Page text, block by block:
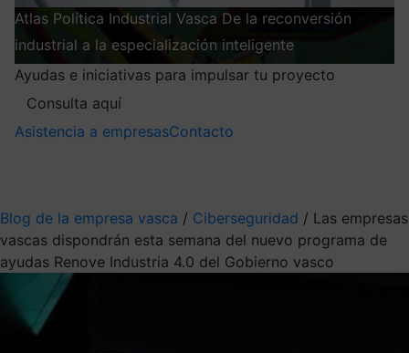
Atlas Política Industrial Vasca De la reconversión
industrial a la especialización inteligente
Ayudas e iniciativas para impulsar tu proyecto
Consulta aquí
Asistencia a empresasContacto
Blog de la empresa vasca / Ciberseguridad / Las empresas
vascas dispondrán esta semana del nuevo programa de
ayudas Renove Industria 4.0 del Gobierno vasco